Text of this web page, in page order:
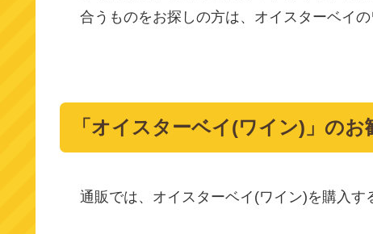
合うものをお探しの方は、オイスターベイの
「オイスターベイ(ワイン)」のお
通販では、オイスターベイ(ワイン)を購入す